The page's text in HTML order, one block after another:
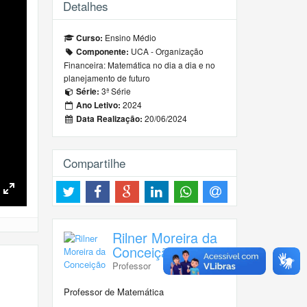
Fullscreen
Detalhes
Curso: Ensino Médio
Componente: UCA - Organização
Financeira: Matemática no dia a dia e no
planejamento de futuro
Série: 3ª Série
Ano Letivo: 2024
Data Realização: 20/06/2024
Compartilhe
Rilner Moreira da
Conceição
Professor
Professor de Matemática